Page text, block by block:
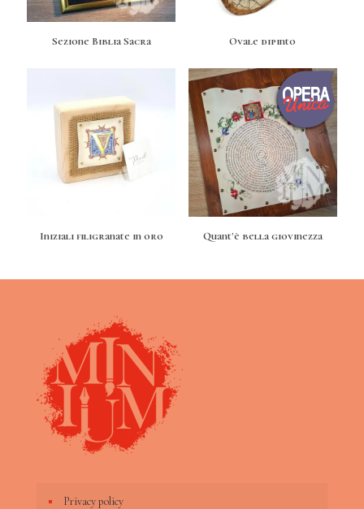
Sezione Biblia Sacra Ovale dipinto
Iniziali filigranate in oro Quant’è bella giovinezza
Privacy policy